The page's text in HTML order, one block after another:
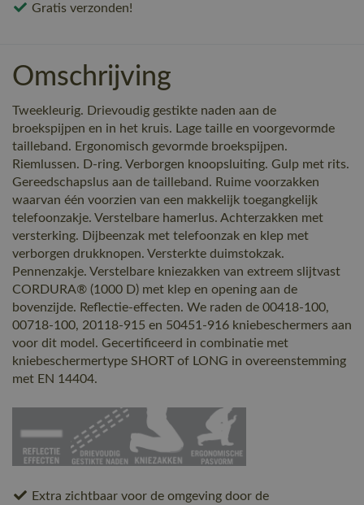
Gratis verzonden!
Omschrijving
Tweekleurig. Drievoudig gestikte naden aan de
broekspijpen en in het kruis. Lage taille en voorgevormde
tailleband. Ergonomisch gevormde broekspijpen.
Riemlussen. D-ring. Verborgen knoopsluiting. Gulp met rits.
Gereedschapslus aan de tailleband. Ruime voorzakken
waarvan één voorzien van een makkelijk toegangkelijk
telefoonzakje. Verstelbare hamerlus. Achterzakken met
versterking. Dijbeenzak met telefoonzak en klep met
verborgen drukknopen. Versterkte duimstokzak.
Pennenzakje. Verstelbare kniezakken van extreem slijtvast
CORDURA® (1000 D) met klep en opening aan de
bovenzijde. Reflectie-effecten. We raden de 00418-100,
00718-100, 20118-915 en 50451-916 kniebeschermers aan
voor dit model. Gecertificeerd in combinatie met
kniebeschermertype SHORT of LONG in overeenstemming
met EN 14404.
Extra zichtbaar voor de omgeving door de